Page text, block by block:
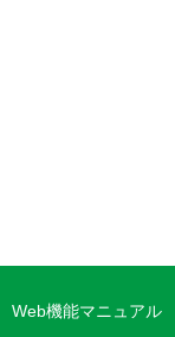
Web機能マニュアル